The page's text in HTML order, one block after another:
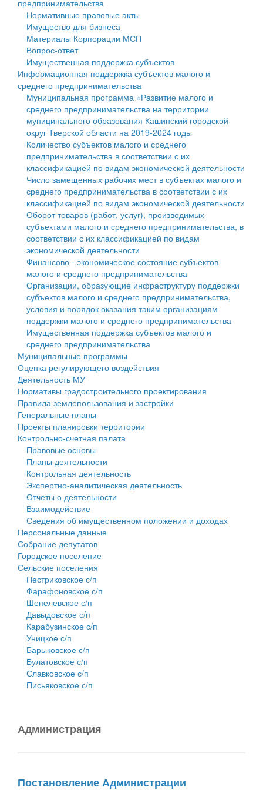
Государственные услуги
Промышленность и АПК
Экономика и бизнес
...
Символика
Устав
Гостям округа
Туризм
Культура
Образование
Здравоохранение
Социальная защита
Фотоальбом
муниципального округа Тверской области
Администрация Кашинского муниципального округа
Тверской области
Управление сельскими территориями
Открытые данные
Работа с обращениями граждан
Муниципальный контроль
Муниципальные услуги
Проекты административных регламентов
Антимонопольный комплаенс
Противодействие коррупции
Финансовое управление
Бюджет для граждан
Имущество
Выявление правообладателей ранее учтенных
объектов недвижимости
Имущественная поддержка субъектов малого и
среднего предпринимательства
Информационная поддержка субъектов малого и
среднего предпринимательства
Муниципальные программы
Контрольно-счетная палата
Персональные данные
Оценка регулирующего воздействия
Деятельность МУ
Нормативы градостроительного проектирования
Правила землепользования и застройки
Генеральные планы
Проекты планировки территории
Собрание депутатов
Городское поселение
Сельские поселения
предпринимательства
Нормативные правовые акты
Имущество для бизнеса
Материалы Корпорации МСП
Вопрос-ответ
Имущественная поддержка субъектов
Информационная поддержка субъектов малого и
среднего предпринимательства
Муниципальная программа «Развитие малого и
среднего предпринимательства на территории
муниципального образования Кашинский городской
округ Тверской области на 2019-2024 годы
Количество субъектов малого и среднего
предпринимательства в соответствии с их
классификацией по видам экономической деятельности
Число замещенных рабочих мест в субъектах малого и
среднего предпринимательства в соответствии с их
классификацией по видам экономической деятельности
Оборот товаров (работ, услуг), производимых
субъектами малого и среднего предпринимательства, в
соответствии с их классификацией по видам
экономической деятельности
Финансово - экономическое состояние субъектов
малого и среднего предпринимательства
Организации, образующие инфраструктуру поддержки
субъектов малого и среднего предпринимательства,
условия и порядок оказания таким организациям
поддержки малого и среднего предпринимательства
Имущественная поддержка субъектов малого и
среднего предпринимательства
Муниципальные программы
Оценка регулирующего воздействия
Деятельность МУ
Нормативы градостроительного проектирования
Правила землепользования и застройки
Генеральные планы
Проекты планировки территории
Контрольно-счетная палата
Правовые основы
Планы деятельности
Контрольная деятельность
Экспертно-аналитическая деятельность
Отчеты о деятельности
Взаимодействие
Сведения об имущественном положении и доходах
Персональные данные
Собрание депутатов
Городское поселение
Сельские поселения
Пестриковское с/п
Фарафоновское с/п
Шепелевское с/п
Давыдовское с/п
Карабузинское с/п
Уницкое с/п
Барыковское с/п
Булатовское с/п
Славковское с/п
Письяковское с/п
Администрация
Постановление Администрации